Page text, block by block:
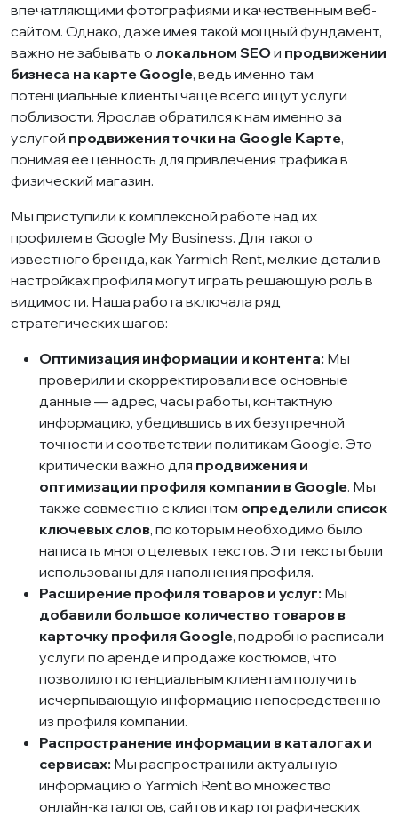
впечатляющими фотографиями и качественным веб-
сайтом. Однако, даже имея такой мощный фундамент,
важно не забывать о локальном SEOи продвижении
бизнеса на карте Google, ведь именно там
потенциальные клиенты чаще всего ищут услуги
поблизости. Ярослав обратился к нам именно за
услугой продвижения точки на Google Карте,
понимая ее ценность для привлечения трафика в
физический магазин.
Мы приступили к комплексной работе над их
профилем в Google My Business. Для такого
известного бренда, как Yarmich Rent, мелкие детали в
настройках профиля могут играть решающую роль в
видимости. Наша работа включала ряд
стратегических шагов:
Оптимизация информации и контента: Мы
проверили и скорректировали все основные
данные — адрес, часы работы, контактную
информацию, убедившись в их безупречной
точности и соответствии политикам Google. Это
критически важно для продвижения и
оптимизации профиля компании в Google. Мы
также совместно с клиентом определили список
ключевых слов, по которым необходимо было
написать много целевых текстов. Эти тексты были
использованы для наполнения профиля.
Расширение профиля товаров и услуг: Мы
добавили большое количество товаров в
карточку профиля Google, подробно расписали
услуги по аренде и продаже костюмов, что
позволило потенциальным клиентам получить
исчерпывающую информацию непосредственно
из профиля компании.
Распространение информации в каталогах и
сервисах: Мы распространили актуальную
информацию о Yarmich Rent во множество
онлайн-каталогов, сайтов и картографических